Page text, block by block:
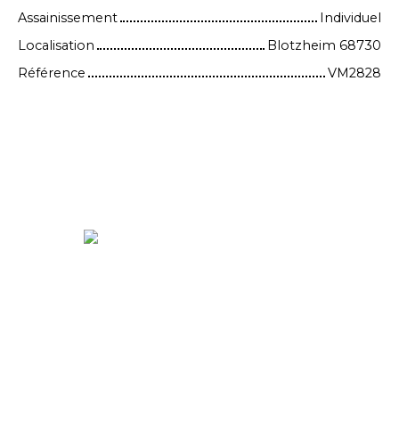
Assainissement
Individuel
Localisation
Blotzheim 68730
Référence
VM2828